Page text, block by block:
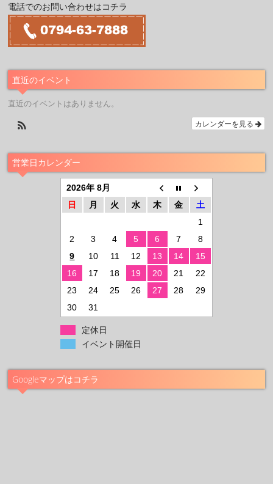
電話でのお問い合わせはコチラ
直近のイベント
直近のイベントはありません。
カレンダーを見る
営業日カレンダー
2026年 8月
日
月 火 水 木 金
土
1
2
3 4 5 6 7
8
9
10 11 12 13 14
15
16
17 18 19 20 21
22
23
24 25 26 27 28
29
30
31
定休日
イベント開催日
Googleマップはコチラ